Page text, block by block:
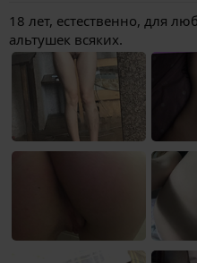
18 лет, естественно, для
альтушек всяких.